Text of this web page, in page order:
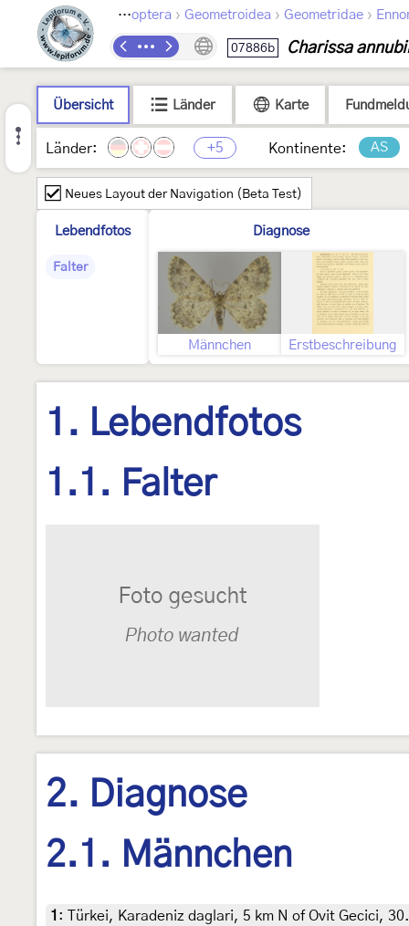
Lepidoptera › Geometroidea › Geometridae ›
07886b Charissa
Übersicht Länder Karte
Länder: +5 Kontinente: AS
Neues Layout der Navigation (Beta Test)
Lebendfotos
Falter
Diagnose
Männchen Erstbeschreibung
1. Lebendfotos
1.1. Falter
2. Diagnose
2.1. Männchen
1 : Türkei, Karadeniz daglari, 5 km N of Ovit Gecici,